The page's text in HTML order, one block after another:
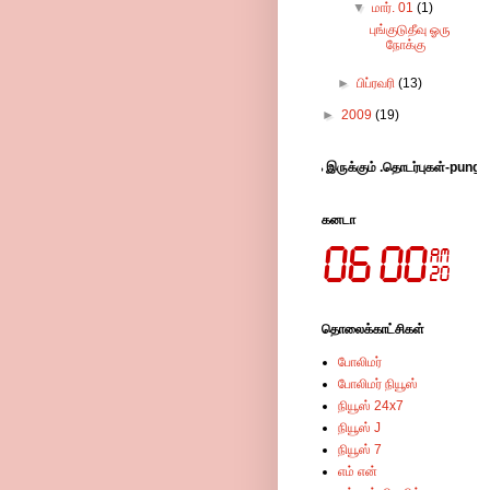
▼மார். 01(1)
புங்குடுதீவு ஓரு
நோக்கு
► பிப்ரவரி (13)
► 2009 (19)
விட்டு சென்றால் எங்களுக்கு ஆதரவாக இருக்கும் .தொடர்புகள்-
கனடா
தொலைக்காட்சிகள்
போலிமர்
போலிமர் நியூஸ்
நியூஸ் 24x7
நியூஸ் J
நியூஸ் 7
எம் என்